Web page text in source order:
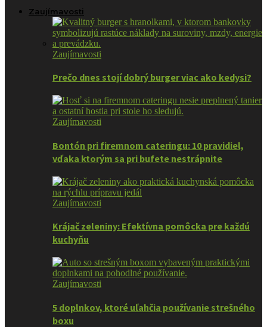
Zaujímavosti
Zaujímavosti
Prečo dnes stojí dobrý burger viac ako kedysi?
Zaujímavosti
Bontón pri firemnom cateringu: 10 pravidiel,
vďaka ktorým sa pri bufete nestrápnite
Zaujímavosti
Krájač zeleniny: Efektívna pomôcka pre každú
kuchyňu
Zaujímavosti
5 doplnkov, ktoré uľahčia používanie strešného
boxu